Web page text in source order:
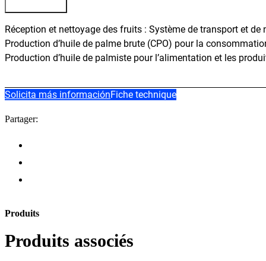
Réception et nettoyage des fruits : Système de transport et
Production d’huile de palme brute (CPO) pour la
Production d’huile de palmiste pour l’alimentation et les
Solicita más informaciónFiche technique
Partager:
Produits
Produits associés